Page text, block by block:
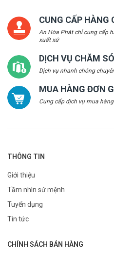
CUNG CẤP HÀNG
An Hòa Phát chỉ cung cấp
xuất xứ
DỊCH VỤ CHĂM
Dịch vụ nhanh chóng
MUA HÀNG ĐƠN
Cung cấp dịch vụ mua
THÔNG TIN
Giới thiệu
Tầm nhìn sứ mệnh
Tuyển dụng
Tin tức
CHÍNH SÁCH BÁN HÀNG